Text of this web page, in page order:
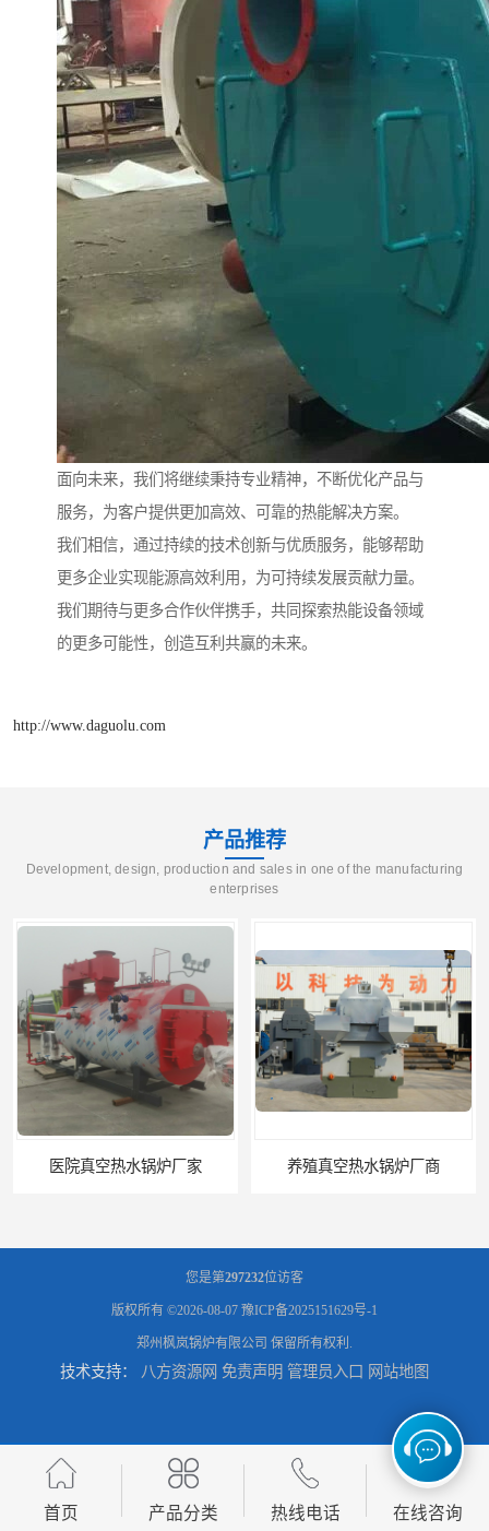
面向未来，我们将继续秉持专业精神，不断优化产品与
服务，为客户提供更加高效、可靠的热能解决方案。
我们相信，通过持续的技术创新与优质服务，能够帮助
更多企业实现能源高效利用，为可持续发展贡献力量。
我们期待与更多合作伙伴携手，共同探索热能设备领域
的更多可能性，创造互利共赢的未来。
http://www.daguolu.com
产品推荐
Development, design, production and sales in one of the manufacturing
enterprises
养殖真空热水锅炉厂商
天然气真空炉厂家 湿背式真空热水锅炉厂商
您是第297232位访客
版权所有 ©2026-08-07 豫ICP备2025151629号-1
郑州枫岚锅炉有限公司 保留所有权利.
技术支持： 八方资源网 免责声明 管理员入口 网站地图
首页 产品分类 热线电话 在线咨询